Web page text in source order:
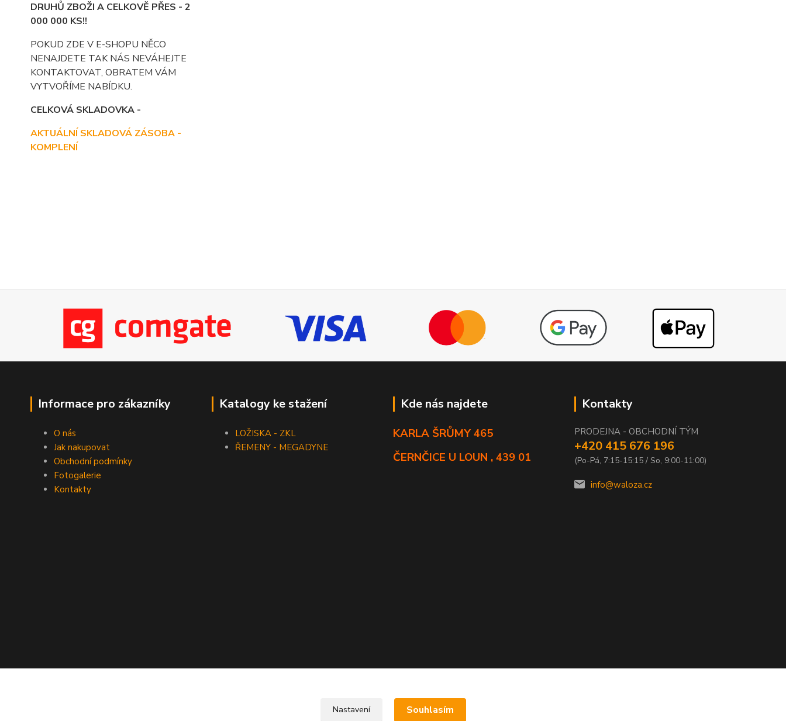
DRUHŮ ZBOŽI A CELKOVĚ PŘES - 2
000 000 KS!!
POKUD ZDE V E-SHOPU NĚCO
NENAJDETE TAK NÁS NEVÁHEJTE
KONTAKTOVAT, OBRATEM VÁM
VYTVOŘÍME NABÍDKU.
CELKOVÁ SKLADOVKA -
AKTUÁLNÍ SKLADOVÁ ZÁSOBA -
KOMPLENÍ
Informace pro zákazníky
O nás
Jak nakupovat
Obchodní podmínky
Fotogalerie
Kontakty
Katalogy ke stažení
LOŽISKA - ZKL
ŘEMENY - MEGADYNE
Kde nás najdete
KARLA ŠRŮMY 465
ČERNČICE U LOUN , 439 01
Kontakty
PRODEJNA - OBCHODNÍ TÝM
+420 415 676 196
(Po-Pá, 7:15-15:15 / So, 9:00-11:00)
info@waloza.cz
Nastavení Souhlasím